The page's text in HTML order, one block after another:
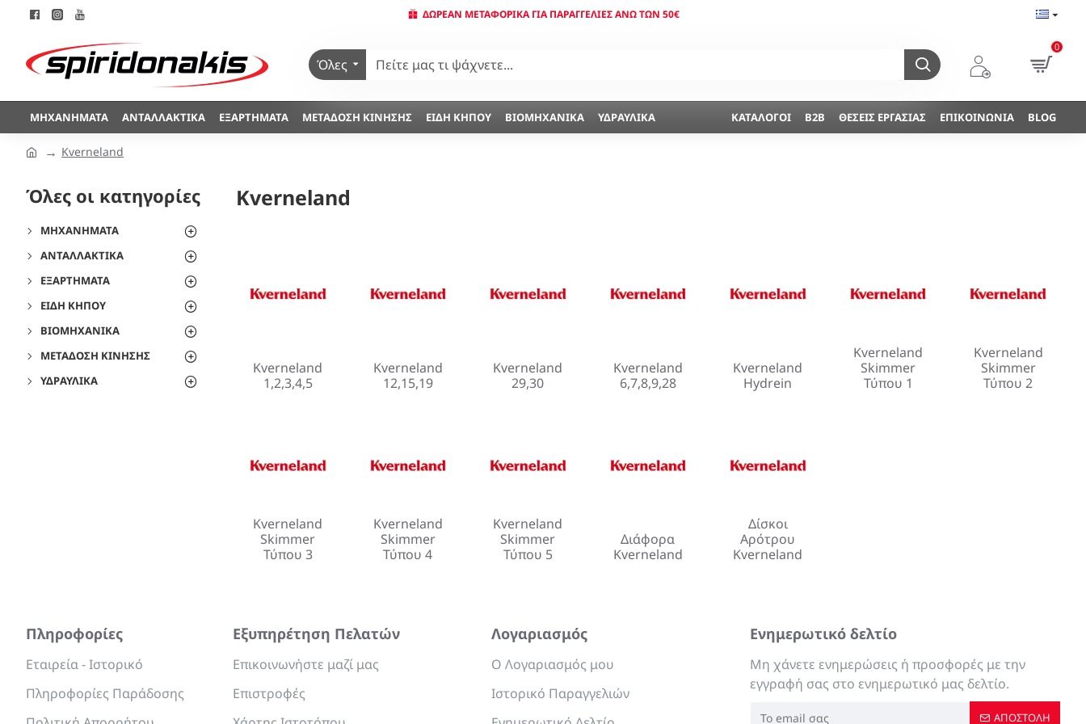
ΔΩΡΕΆΝ ΜΕΤΑΦΟΡΙΚΆ ΓΙΑ ΠΑΡΑΓΓΕΛΊΕΣ ΆΝΩ ΤΩΝ 50€
Όλες
0
ΜΗΧΑΝΉΜΑΤΑ ΑΝΤΑΛΛΑΚΤΙΚΆ ΕΞΑΡΤΉΜΑΤΑ ΜΕΤΆΔΟΣΗ ΚΊΝΗΣΗΣ ΕΊΔΗ ΚΉΠΟΥ ΒΙΟΜΗΧΑΝΙΚΆ ΥΔΡΑΥΛΙΚΆ ΚΑΤΆΛΟΓΟΙ B2B ΘΈΣΕΙΣ ΕΡΓΑΣΊΑΣ ΕΠΙΚΟΙΝΩΝΊΑ BLOG
Kverneland
Όλες οι κατηγορίες
ΜΗΧΑΝΉΜΑΤΑ
ΑΝΤΑΛΛΑΚΤΙΚΆ
ΕΞΑΡΤΉΜΑΤΑ
ΕΊΔΗ ΚΉΠΟΥ
ΒΙΟΜΗΧΑΝΙΚΆ
ΜΕΤΆΔΟΣΗ ΚΊΝΗΣΗΣ
ΥΔΡΑΥΛΙΚΆ
Kverneland
Kverneland
1,2,3,4,5
Kverneland
12,15,19
Kverneland
29,30
Kverneland
6,7,8,9,28
Kverneland
Hydrein
Kverneland
Skimmer
Τύπου 1
Kverneland
Skimmer
Τύπου 2
Kverneland
Skimmer
Τύπου 3
Kverneland
Skimmer
Τύπου 4
Kverneland
Skimmer
Τύπου 5
Διάφορα
Kverneland
Δίσκοι
Αρότρου
Kverneland
Πληροφορίες
Εταιρεία - Ιστορικό
Πληροφορίες Παράδοσης
Εξυπηρέτηση Πελατών
Επικοινωνήστε μαζί μας
Επιστροφές
Λογαριασμός
Ο Λογαριασμός μου
Ιστορικό Παραγγελιών
Ενημερωτικό δελτίο
Μη χάνετε ενημερώσεις ή προσφορές με την
εγγραφή σας στο ενημερωτικό μας δελτίο.
ΑΠΟΣΤΟΛΉ